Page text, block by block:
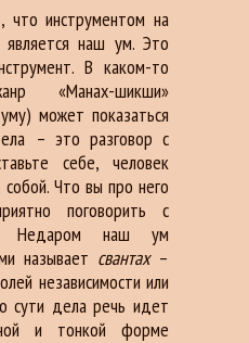
что инструментом на
наш ум. Это
В каком-то
«Манах-шикши»
может показаться
– это разговор с
себе, человек
Что вы про него
поговорить с
Недаром наш ум
называет свантах–
независимости или
сути дела речь идет
и тонкой форме